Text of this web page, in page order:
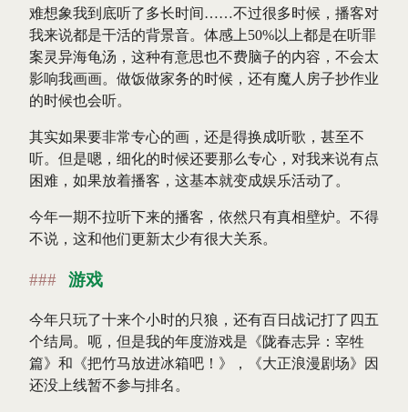
难想象我到底听了多长时间……不过很多时候，播客对
我来说都是干活的背景音。体感上50%以上都是在听罪
案灵异海龟汤，这种有意思也不费脑子的内容，不会太
影响我画画。做饭做家务的时候，还有魔人房子抄作业
的时候也会听。
其实如果要非常专心的画，还是得换成听歌，甚至不
听。但是嗯，细化的时候还要那么专心，对我来说有点
困难，如果放着播客，这基本就变成娱乐活动了。
今年一期不拉听下来的播客，依然只有真相壁炉。不得
不说，这和他们更新太少有很大关系。
游戏
今年只玩了十来个小时的只狼，还有百日战记打了四五
个结局。呃，但是我的年度游戏是《陇春志异：宰牲
篇》和《把竹马放进冰箱吧！》，《大正浪漫剧场》因
还没上线暂不参与排名。